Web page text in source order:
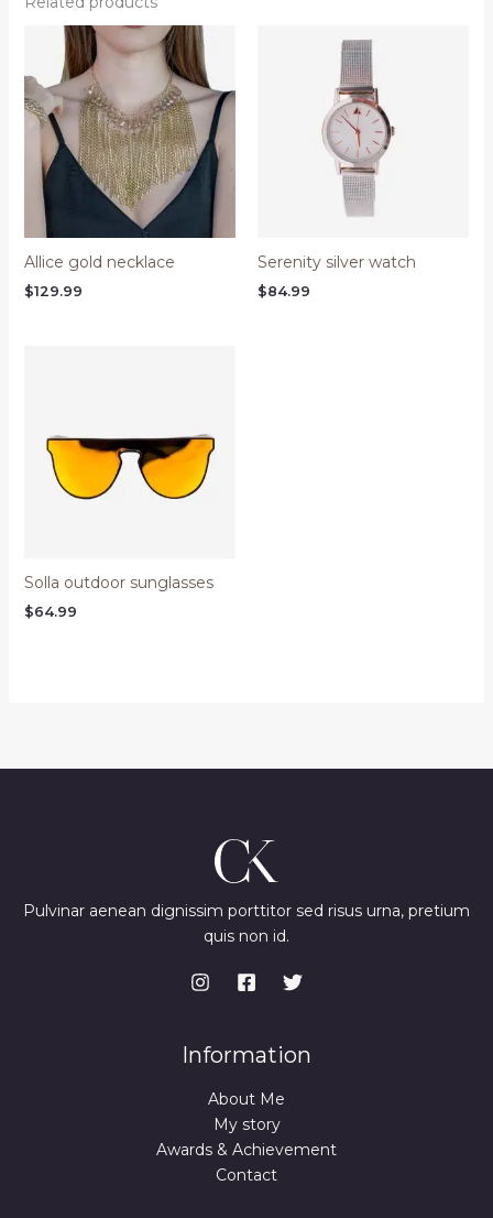
Allice gold necklace
$129.99
Serenity silver watch
$84.99
Solla outdoor sunglasses
$64.99
Pulvinar aenean dignissim porttitor sed risus urna, pretium
quis non id.
Information
About Me
My story
Awards & Achievement
Contact